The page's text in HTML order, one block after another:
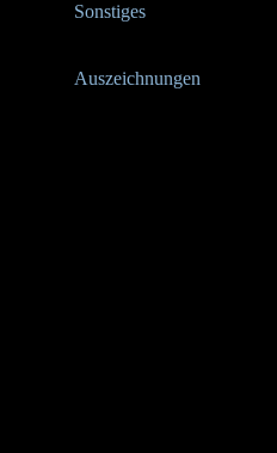
Sonstiges
Auszeichnungen